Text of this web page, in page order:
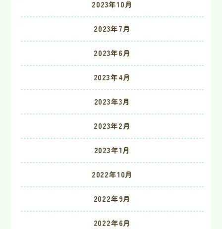
2023年10月
2023年7月
2023年6月
2023年4月
2023年3月
2023年2月
2023年1月
2022年10月
2022年9月
2022年6月